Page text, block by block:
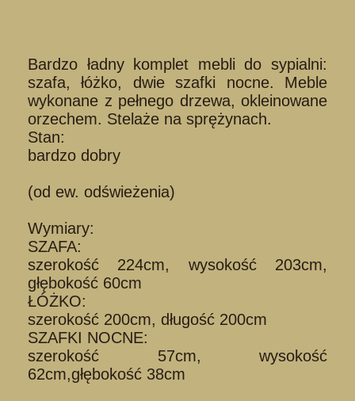
Bardzo ładny komplet mebli do sypialni:
szafa, łóżko, dwie szafki nocne. Meble
wykonane z pełnego drzewa, okleinowane
orzechem. Stelaże na sprężynach.
Stan:
bardzo dobry
(od ew. odświeżenia)
Wymiary:
SZAFA:
szerokość 224cm, wysokość 203cm,
głębokość 60cm
ŁÓŻKO:
szerokość 200cm, długość 200cm
SZAFKI NOCNE:
szerokość 57cm, wysokość
62cm,głębokość 38cm